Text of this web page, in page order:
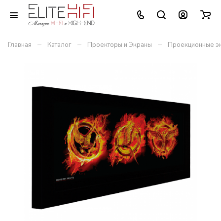
Главная – Каталог – Проекторы и Экраны – Проекционные